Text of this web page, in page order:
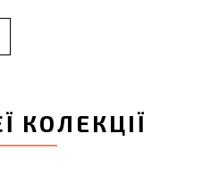
КОЛЕКЦІЇ